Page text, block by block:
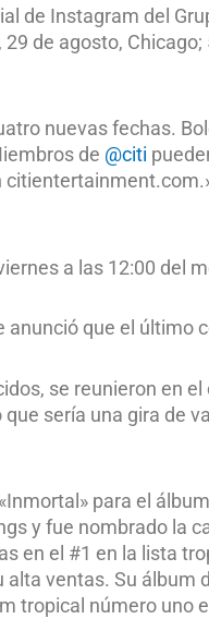
de Instagram del
de agosto,
nuevas fechas.
de @citi
a las 12:00 del
que el último
se reunieron en
sería una gira de
para el
y fue nombrado la
en el #1 en la lista
ventas. Su álbum
tropical número uno